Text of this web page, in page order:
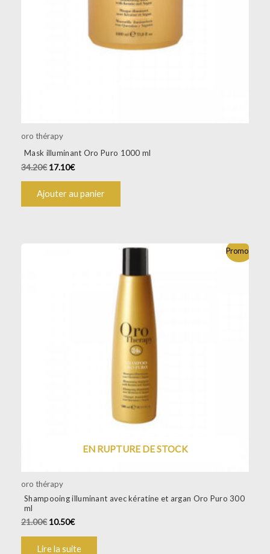
oro thérapy
Mask illuminant Oro Puro 1000 ml
34.20€ 17.10€
Ajouter au panier
Promo !
EN RUPTURE DE STOCK
oro thérapy
Shampooing illuminant avec kératine et argan Oro Puro 300
ml
21.00€ 10.50€
Lire la suite